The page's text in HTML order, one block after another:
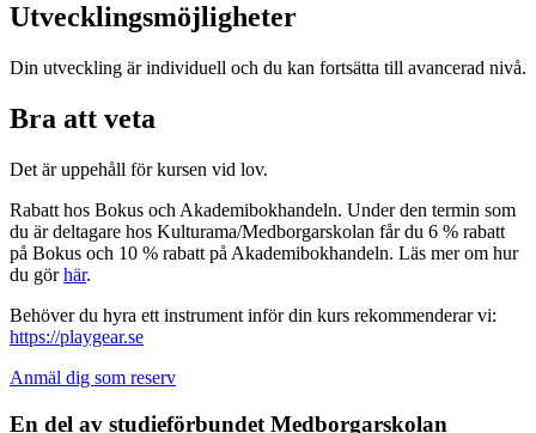
Utvecklingsmöjligheter
Din utveckling är individuell och du kan fortsätta till avancerad nivå.
Bra att veta
Det är uppehåll för kursen vid lov.
Rabatt hos Bokus och Akademibokhandeln. Under den termin som
du är deltagare hos Kulturama/Medborgarskolan får du 6 % rabatt
på Bokus och 10 % rabatt på Akademibokhandeln. Läs mer om hur
du görhär.
Behöver du hyra ett instrument inför din kurs rekommenderar vi:
https://playgear.se
Anmäl dig som reserv
En del av studieförbundet Medborgarskolan